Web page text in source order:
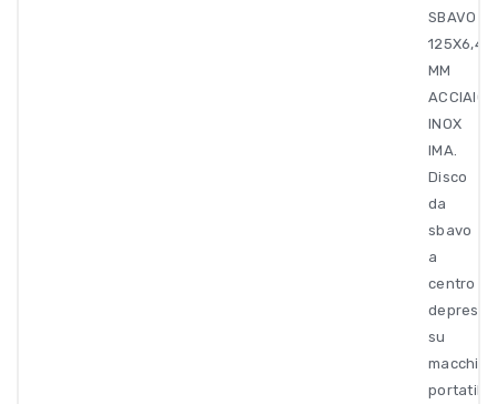
SBAVO
MM
ACCIAIO
INOX
IMA.
Disco
da
sbavo
a
centro
depresso
su
macchine
portatili